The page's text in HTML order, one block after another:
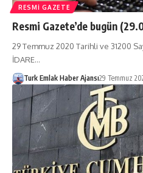
RESMI GAZETE
Resmi Gazete’de bugün
29 Temmuz 2020 Tarihli ve 31200
İDARE…
Turk Emlak Haber Ajansı29 Temmuz